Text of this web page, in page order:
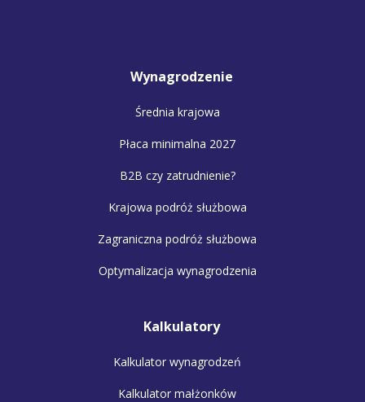
Wynagrodzenie
Średnia krajowa
Płaca minimalna 2027
B2B czy zatrudnienie?
Krajowa podróż służbowa
Zagraniczna podróż służbowa
Optymalizacja wynagrodzenia
Kalkulatory
Kalkulator wynagrodzeń
Kalkulator małżonków